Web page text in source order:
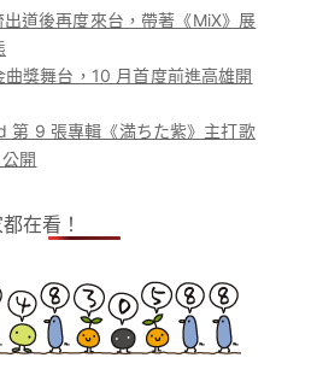
道後再度來台，帶著《MiX》展
曲獎舞台，10 月首度前進高雄開
第 9 張專輯《満ちた紫》主打歌
開
在看！